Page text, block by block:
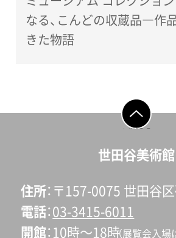
なる、こんどの収蔵品―作
きた物語
ページの先頭へ戻
世田谷美術館
住所 〒157-0075 世田谷
電話 03-3415-6011
開館 10時〜18時（展覧会入場